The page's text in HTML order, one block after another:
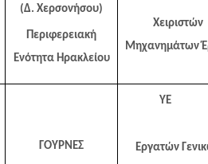
(Δ. Χερσονήσου)
Περιφερειακή
Ενότητα Ηρακλείου
Χειριστών
Μηχανημάτων
ΓΟΥΡΝΕΣ
ΥΕ
Εργατών